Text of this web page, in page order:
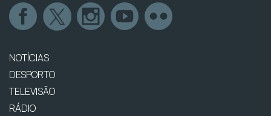
NOTÍCIAS
DESPORTO
TELEVISÃO
RÁDIO